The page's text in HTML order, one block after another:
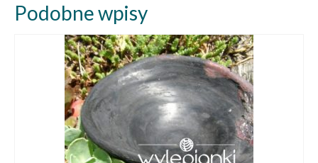
Podobne wpisy